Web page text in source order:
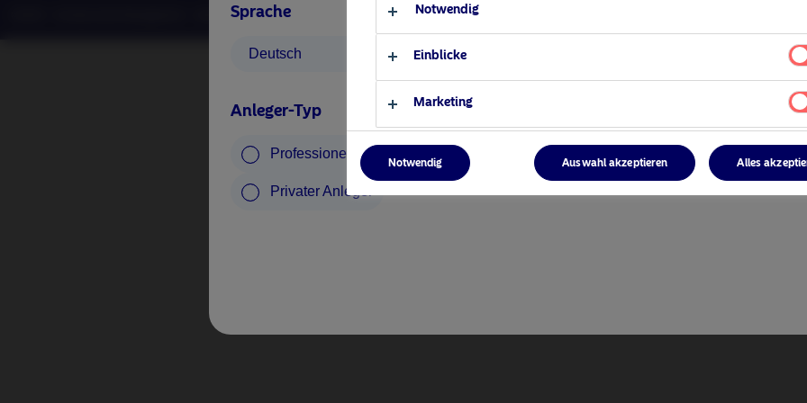
Sprache
Deutsch
Anleger-Typ
Professioneller Anleger
Privater Anleger
©2026 – Nordea Asset Management – alle Rechte vorbehalten Notwendig
Einblicke
Marketing
Notwendig Auswahl akzeptieren Alles